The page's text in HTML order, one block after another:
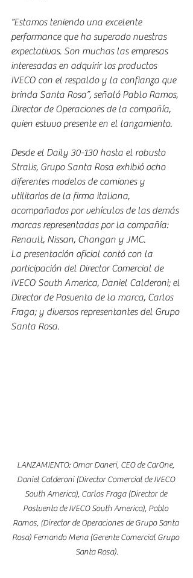
“Estamos teniendo una excelente
performance que ha superado nuestras
expectativas. Son muchas las empresas
interesadas en adquirir los productos
IVECO con el respaldo y la confianza que
brinda Santa Rosa”, señaló Pablo Ramos,
Director de Operaciones de la compañía,
quien estuvo presente en el lanzamiento.
Desde el Daily 30-130 hasta el robusto
Stralis, Grupo Santa Rosa exhibió ocho
diferentes modelos de camiones y
utilitarios de la firma italiana,
acompañados por vehículos de las demás
marcas representadas por la compañía:
Renault, Nissan, Changan y JMC.
La presentación oficial contó con la
participación del Director Comercial de
IVECO South America, Daniel Calderoni; el
Director de Posventa de la marca, Carlos
Fraga; y diversos representantes del Grupo
Santa Rosa.
LANZAMIENTO: Omar Daneri, CEO de CarOne,
Daniel Calderoni (Director Comercial de IVECO
South America), Carlos Fraga (Director de
Postventa de IVECO South America), Pablo
Ramos, (Director de Operaciones de Grupo Santa
Rosa) Fernando Mena (Gerente Comercial Grupo
Santa Rosa).